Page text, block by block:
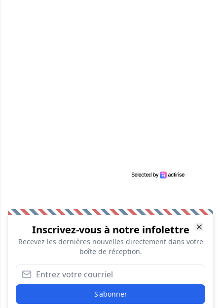
Inscrivez-vous à notre infolettre
Recevez les dernières nouvelles directement dans votre
boîte de réception.
S'abonner